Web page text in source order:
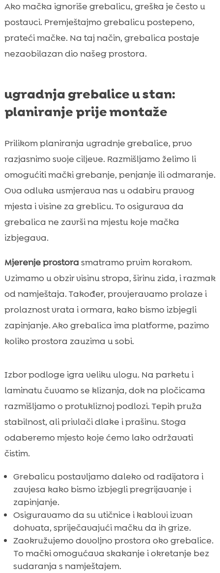
Ako mačka ignoriše grebalicu, greška je često u
postavci. Premještajmo grebalicu postepeno,
prateći mačke. Na taj način, grebalica postaje
nezaobilazan dio našeg prostora.
ugradnja grebalice u stan:
planiranje prije montaže
Prilikom planiranja ugradnje grebalice, prvo
razjasnimo svoje ciljeve. Razmišljamo želimo li
omogućiti mački grebanje, penjanje ili odmaranje.
Ova odluka usmjerava nas u odabiru pravog
mjesta i visine za greblicu. To osigurava da
grebalica ne završi na mjestu koje mačka
izbjegava.
Mjerenje prostora smatramo prvim korakom.
Uzimamo u obzir visinu stropa, širinu zida, i razmak
od namještaja. Također, provjeravamo prolaze i
prolaznost vrata i ormara, kako bismo izbjegli
zapinjanje. Ako grebalica ima platforme, pazimo
koliko prostora zauzima u sobi.
Izbor podloge igra veliku ulogu. Na parketu i
laminatu čuvamo se klizanja, dok na pločicama
razmišljamo o protukliznoj podlozi. Tepih pruža
stabilnost, ali privlači dlake i prašinu. Stoga
odaberemo mjesto koje ćemo lako održavati
čistim.
Grebalicu postavljamo daleko od radijatora i
zavjesa kako bismo izbjegli pregrijavanje i
zapinjanje.
Osiguravamo da su utičnice i kablovi izvan
dohvata, spriječavajući mačku da ih grize.
Zaokružujemo dovoljno prostora oko grebalice.
To mački omogućava skakanje i okretanje bez
sudaranja s namještajem.